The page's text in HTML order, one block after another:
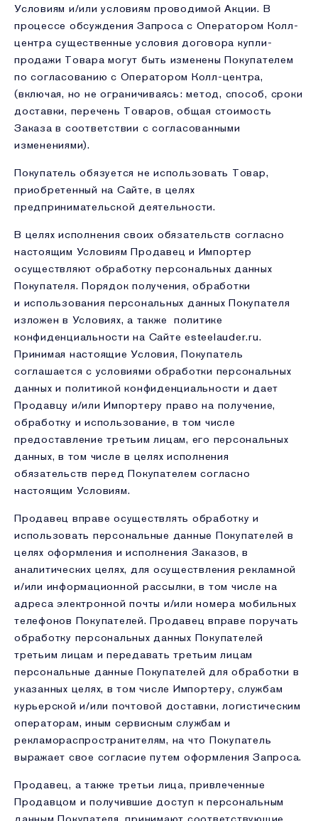
Условиям и/или условиям проводимой Акции. В
процессе обсуждения Запроса с Оператором Колл-
центра существенные условия договора купли-
продажи Товара могут быть изменены Покупателем
по согласованию с Оператором Колл-центра,
(включая, но не ограничиваясь: метод, способ, сроки
доставки, перечень Товаров, общая стоимость
Заказа в соответствии с согласованными
изменениями).
Покупатель обязуется не использовать Товар,
приобретенный на Сайте, в целях
предпринимательской деятельности.
В целях исполнения своих обязательств согласно
настоящим Условиям Продавец и Импортер
осуществляют обработку персональных данных
Покупателя. Порядок получения, обработки
и использования персональных данных Покупателя
изложен в Условиях, а также политике
конфиденциальности на Сайте esteelauder.ru.
Принимая настоящие Условия, Покупатель
соглашается с условиями обработки персональных
данных и политикой конфиденциальности и дает
Продавцу и/или Импортеру право на получение,
обработку и использование, в том числе
предоставление третьим лицам, его персональных
данных, в том числе в целях исполнения
обязательств перед Покупателем согласно
настоящим Условиям.
Продавец вправе осуществлять обработку и
использовать персональные данные Покупателей в
целях оформления и исполнения Заказов, в
аналитических целях, для осуществления рекламной
и/или информационной рассылки, в том числе на
адреса электронной почты и/или номера мобильных
телефонов Покупателей. Продавец вправе поручать
обработку персональных данных Покупателей
третьим лицам и передавать третьим лицам
персональные данные Покупателей для обработки в
указанных целях, в том числе Импортеру, службам
курьерской и/или почтовой доставки, логистическим
операторам, иным сервисным службам и
рекламораспространителям, на что Покупатель
выражает свое согласие путем оформления Запроса.
Продавец, а также третьи лица, привлеченные
Продавцом и получившие доступ к персональным